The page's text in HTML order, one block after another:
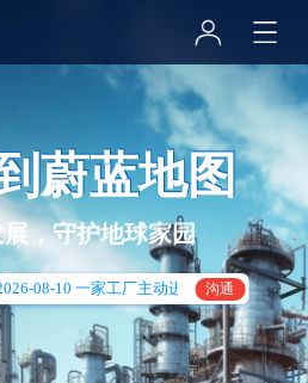
蔚蓝地图
，守护地球家园
08-10 一家工厂主动进行了环境信息披露
沟通